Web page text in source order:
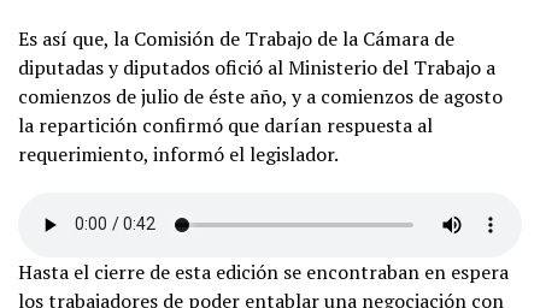
Es así que, la Comisión de Trabajo de la Cámara de
diputadas y diputados ofició al Ministerio del Trabajo a
comienzos de julio de éste año, y a comienzos de agosto
la repartición confirmó que darían respuesta al
requerimiento, informó el legislador.
Hasta el cierre de esta edición se encontraban en espera
los trabajadores de poder entablar una negociación con